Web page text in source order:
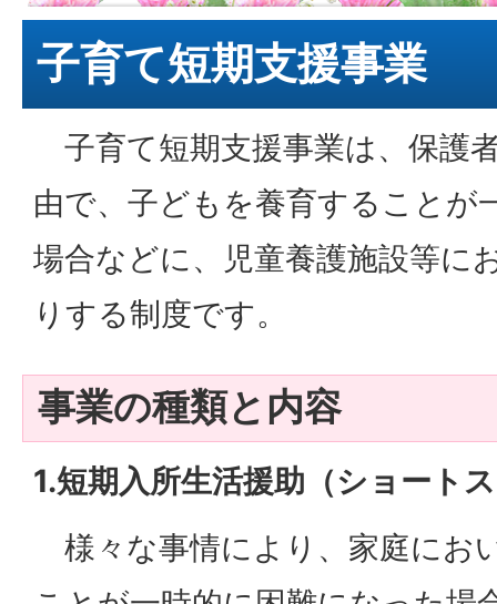
子育て短期支援事業
子育て短期支援事業は、保護
由で、子どもを養育することが
場合などに、児童養護施設等に
りする制度です。
事業の種類と内容
1.短期入所生活援助（ショート
様々な事情により、家庭にお